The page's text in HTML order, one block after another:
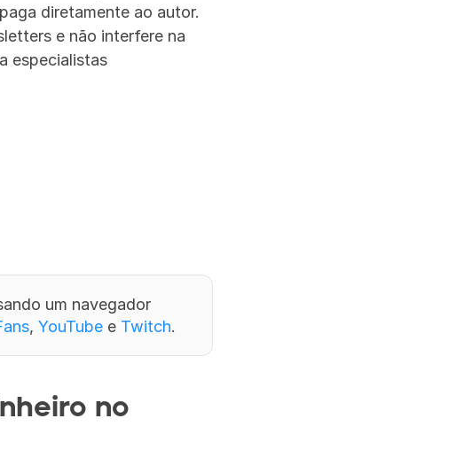
diretamente ao autor.
e não interfere na
especialistas
um navegador
, YouTube e Twitch.
no